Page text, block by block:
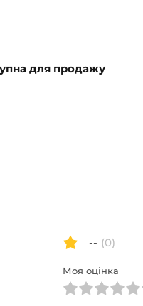
для продажу
-- (0)
Моя оцінка